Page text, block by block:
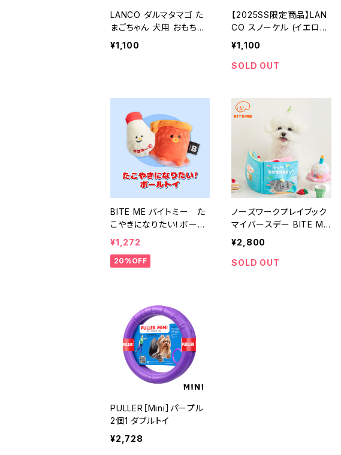
LANCO ダルマタマゴ た
まごちゃん 犬用 おもちゃ
【お正月/新春】
¥1,100
【2025SS限定商品】LAN
CO スノーケル (イエロ
ー) たまごちゃん 犬用 お
もちゃ
¥1,100
SOLD OUT
BITE ME バイトミー た
こやきになりたい！ボール
トイ バイトミー
¥1,272
20%OFF
ノーズワークプレイブック
マイバースデー BITE ME
バイトミー
¥2,800
SOLD OUT
PULLER［Mini］パープル
2個1 ダブルトイ
¥2,728